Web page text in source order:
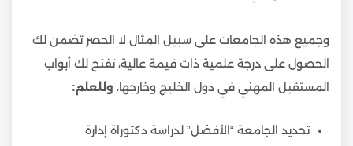
وجميع هذه الجامعات على سبيل المثال لا الحصر تضمن لك
الحصول على درجة علمية ذات قيمة عالية، تفتح لك أبواب
المستقبل المهني في دول الخليج وخارجها، وللعلم:
تحديد الجامعة “الأفضل” لدراسة دكتوراة إدارة